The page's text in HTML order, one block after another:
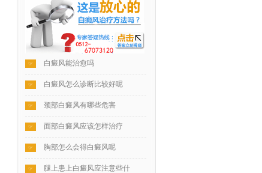
☞ 白癜风能治愈吗
☞ 白癜风怎么诊断比较好呢
☞ 颈部白癜风有哪些危害
☞ 面部白癜风应该怎样治疗
☞ 胸部怎么会得白癜风呢
☞ 腿上患上白癜风应注意些什